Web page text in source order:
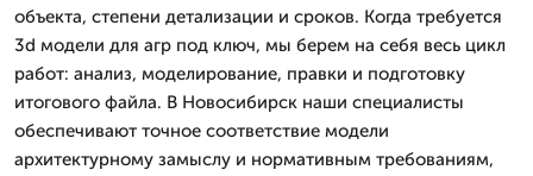
объекта, степени детализации и сроков. Когда требуется
3d модели для агр под ключ, мы берем на себя весь цикл
работ: анализ, моделирование, правки и подготовку
итогового файла. В Новосибирск наши специалисты
обеспечивают точное соответствие модели
архитектурному замыслу и нормативным требованиям,